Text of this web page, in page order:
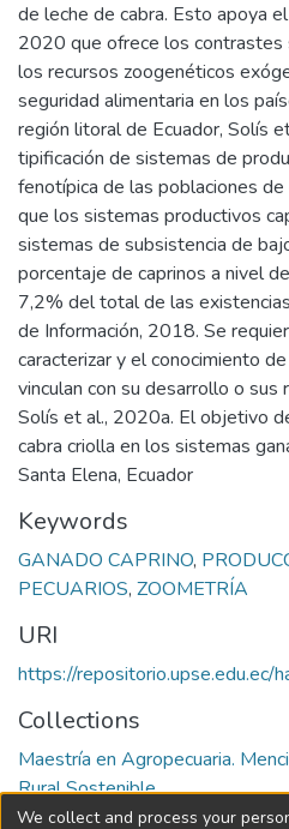
de leche de cabra. Esto apoya
2020 que ofrece los contrastes
los recursos zoogenéticos
seguridad alimentaria en los
región litoral de Ecuador, Solís
tipificación de sistemas de
fenotípica de las poblaciones de
que los sistemas productivos
sistemas de subsistencia de
porcentaje de caprinos a nivel
7,2% del total de las
de Información, 2018. Se
caracterizar y el conocimiento
vinculan con su desarrollo o
Solís et al., 2020a. El objetivo
cabra criolla en los sistemas
Santa Elena, Ecuador
Keywords
GANADO CAPRINO,
PECUARIOS, ZOOMETRÍA
URI
https://
Collections
Maestría en Agropecuaria.
Rural Sostenible
We collect and process your